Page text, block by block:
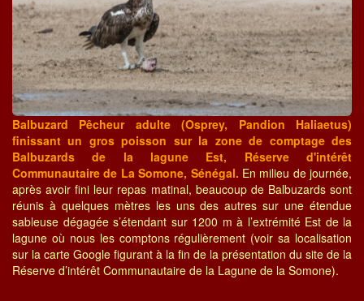
Balbuzard Pêcheur adulte (Osprey, Pandion Haliaetus)
finissant un gros poisson sur la zone de comptage des
Balbuzards de la lagune Est, Réserve d'intérêt
Communautaire de La Somone, Sénégal. En milieu de journée,
après avoir fini leur repas matinal, beaucoup de Balbuzards sont
réunis à quelques mètres les uns des autres sur une étendue
sableuse dégagée s’étendant sur 1200 m à l’extrémité Est de la
lagune où nous les comptons régulièrement (voir sa localisation
sur la carte Google figurant à la fin de la présentation du site de la
Réserve d’intérêt Communautaire de la Lagune de la Somone).